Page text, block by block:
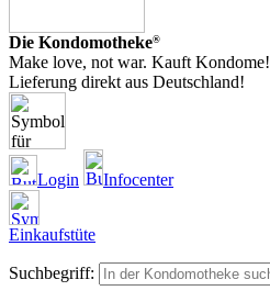
Die Kondomotheke®
Make love, not war. Kauft Kondome!
Lieferung direkt aus Deutschland!
Login Infocenter
Einkaufstüte
Suchbegriff: